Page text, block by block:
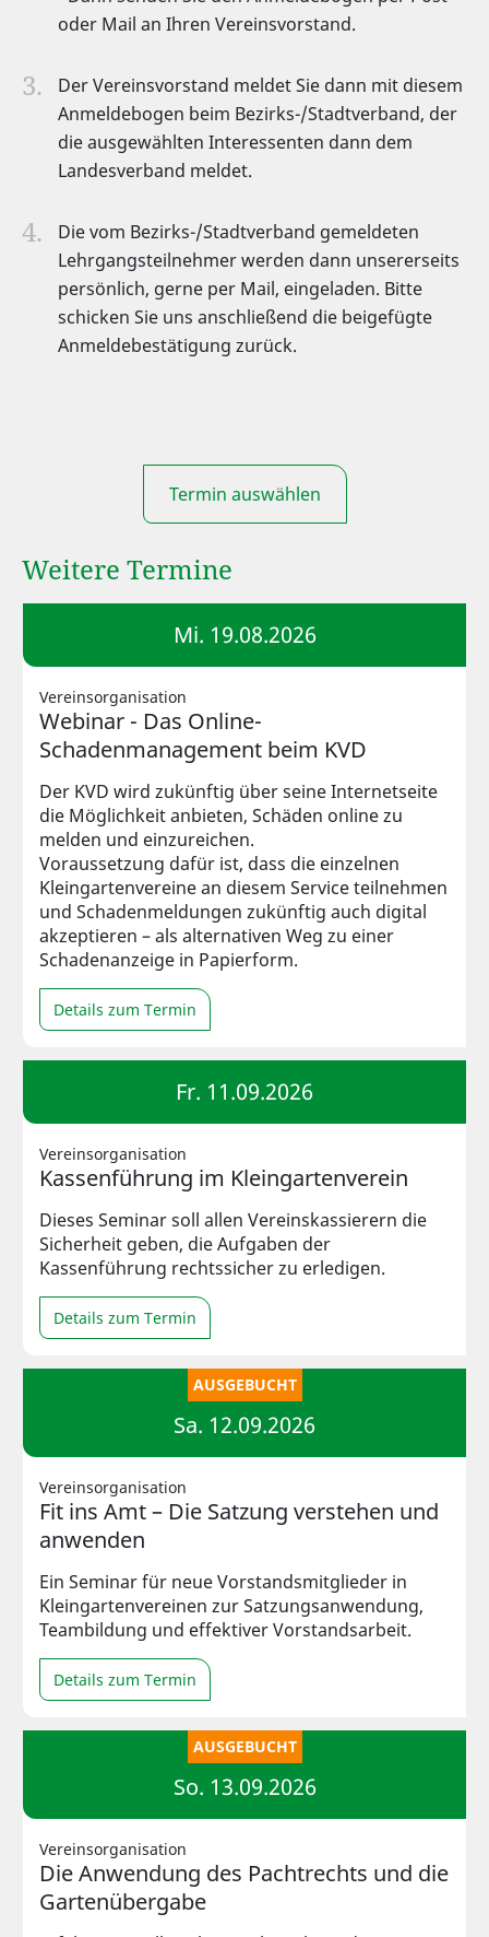
oder Mail an Ihren Vereinsvorstand.
Der Vereinsvorstand meldet Sie dann mit diesem
Anmeldebogen beim Bezirks-/Stadtverband, der
die ausgewählten Interessenten dann dem
Landesverband meldet.
Die vom Bezirks-/Stadtverband gemeldeten
Lehrgangsteilnehmer werden dann unsererseits
persönlich, gerne per Mail, eingeladen. Bitte
schicken Sie uns anschließend die beigefügte
Anmeldebestätigung zurück.
Termin auswählen
Weitere Termine
Mi. 19.08.2026
Vereinsorganisation
Webinar - Das Online-
Schadenmanagement beim KVD
Der KVD wird zukünftig über seine Internetseite
die Möglichkeit anbieten, Schäden online zu
melden und einzureichen.
Voraussetzung dafür ist, dass die einzelnen
Kleingartenvereine an diesem Service teilnehmen
und Schadenmeldungen zukünftig auch digital
akzeptieren – als alternativen Weg zu einer
Schadenanzeige in Papierform.
Details zum Termin
Fr. 11.09.2026
Vereinsorganisation
Kassenführung im Kleingartenverein
Dieses Seminar soll allen Vereinskassierern die
Sicherheit geben, die Aufgaben der
Kassenführung rechtssicher zu erledigen.
Details zum Termin
AUSGEBUCHT
Sa. 12.09.2026
Vereinsorganisation
Fit ins Amt – Die Satzung verstehen und
anwenden
Ein Seminar für neue Vorstandsmitglieder in
Kleingartenvereinen zur Satzungsanwendung,
Teambildung und effektiver Vorstandsarbeit.
Details zum Termin
AUSGEBUCHT
So. 13.09.2026
Vereinsorganisation
Die Anwendung des Pachtrechts und die
Gartenübergabe